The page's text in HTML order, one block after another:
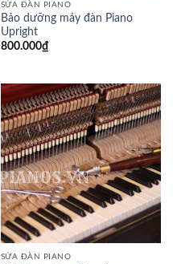
SỬA ĐÀN PIANO
Bảo dưỡng máy đàn Piano
Upright
800.000₫
SỬA ĐÀN PIANO